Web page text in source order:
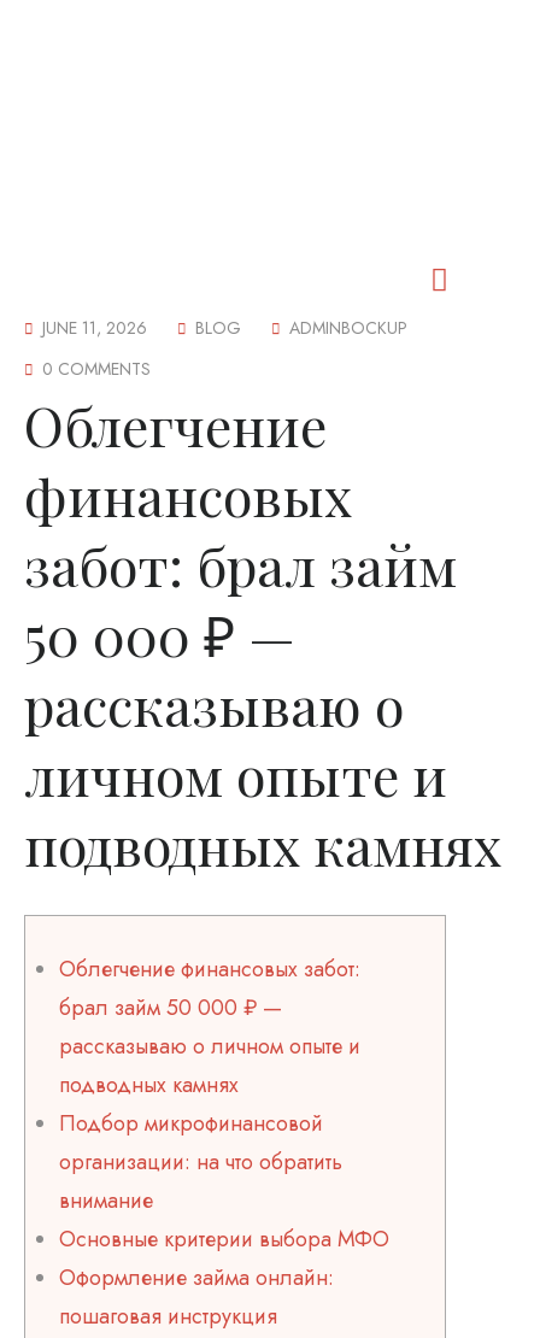
JUNE 11, 2026 BLOG
ADMINBOCKUP
0 COMMENTS
Облегчение
финансовых
забот: брал займ
50 000 ₽ —
рассказываю о
личном опыте и
подводных камнях
Облегчение финансовых забот:
брал займ 50 000 ₽ —
рассказываю о личном опыте и
подводных камнях
Подбор микрофинансовой
организации: на что обратить
внимание
Основные критерии выбора МФО
Оформление займа онлайн:
пошаговая инструкция